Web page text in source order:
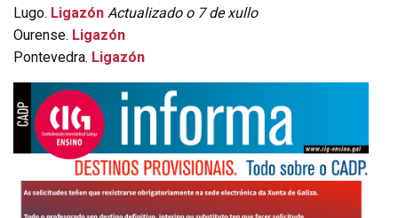
Lugo. Ligazón Actualizado o 7 de xullo
Ourense. Ligazón
Pontevedra. Ligazón